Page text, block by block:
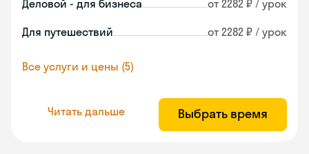
Деловой - для бизнеса от 2282 ₽ / урок
Для путешествий от 2282 ₽ / урок
Все услуги и цены (5)
Читать дальше Выбрать время